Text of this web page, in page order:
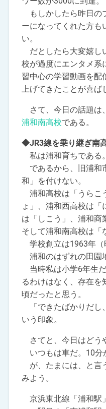
もしかしたら昨日の
ーになってくれた方も
い。
だとしたら大変嬉し
校が過度にエンタメ系
習中心の学習動画を配
上げてきたことが喜ば
さて、今日の話題は
浦和南高校である。
◆JR3線を乗り継ぎ南
私は浦和育ちである。
であるから、旧浦和
和」を付けない。
浦和高校は「うらこ
ょ」、浦和西高校は「
は「しこう」、浦和商
そして浦和南高校は「
学校創立は1963年（
浦和のはずれの田園
当時私は小学6年生
るわけはなく、存在を
頃だったと思う。
「できたばかりだし
いう印象。
さてと、今日はどう
いつもは車だ。10分
が、たまには、と言
みよう。
京浜東北線「浦和駅